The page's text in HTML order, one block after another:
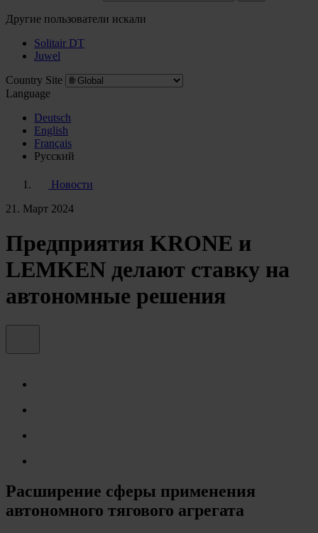
Другие пользователи искали
Solitair DT
Juwel
Country Site
Language
Deutsch
English
Français
Pусский
Новости
21. Март 2024
Предприятия KRONE и
LEMKEN делают ставку на
автономные решения
Расширение сферы применения
автономного тягового агрегата